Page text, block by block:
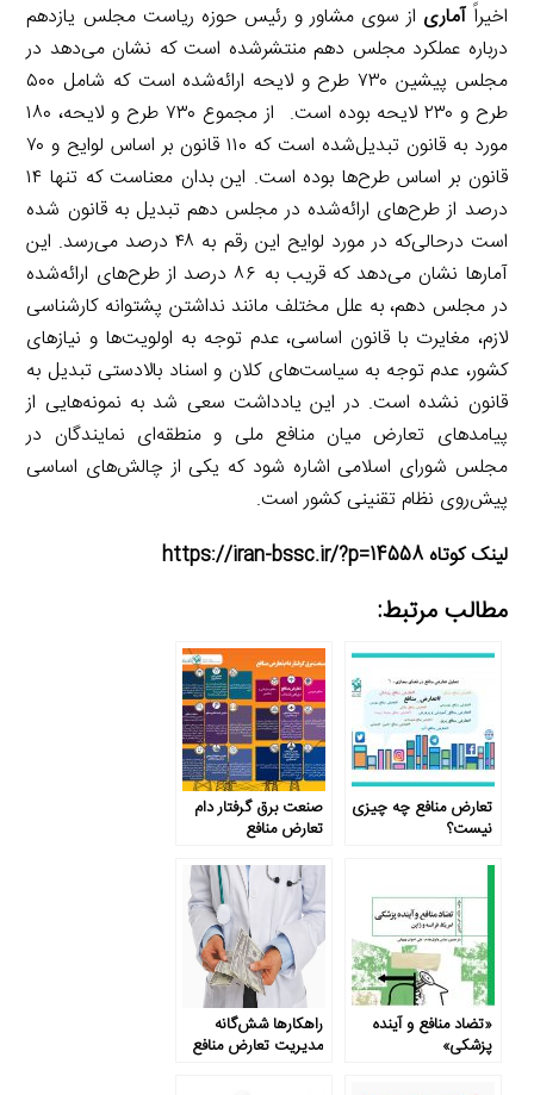
اخیراًآماری از سوی مشاور و رئیس حوزه ریاست مجلس یازدهم
درباره عملکرد مجلس دهم منتشرشده است که نشان می‌دهد در
مجلس پیشین ۷۳۰ طرح و لایحه ارائه‌شده است که شامل ۵۰۰
طرح و ۲۳۰ لایحه بوده است. از مجموع ۷۳۰ طرح و لایحه، ۱۸۰
مورد به قانون تبدیل‌شده است که ۱۱۰ قانون بر اساس لوایح و ۷۰
قانون بر اساس طرح‌ها بوده است. این بدان معناست که تنها ۱۴
درصد از طرح‌های ارائه‌شده در مجلس دهم تبدیل به قانون شده
است درحالی‌که در مورد لوایح این رقم به ۴۸ درصد می‌رسد. این
آمارها نشان می‌دهد که قریب به ۸۶ درصد از طرح‌های ارائه‌شده
در مجلس دهم، به علل مختلف مانند نداشتن پشتوانه کارشناسی
لازم، مغایرت با قانون اساسی، عدم توجه به اولویت‌ها و نیازهای
کشور، عدم توجه به سیاست‌های کلان و اسناد بالادستی تبدیل به
قانون نشده است. در این یادداشت سعی شد به نمونه‌هایی از
پیامدهای تعارض میان منافع ملی و منطقه‌ای نمایندگان در
مجلس شورای اسلامی اشاره شود که یکی از چالش‌های اساسی
پیش‌روی نظام تقنینی کشور است.
لینک کوتاه https://iran-bssc.ir/?p=14558
مطالب مرتبط:
تعارض منافع چه چیزی
نیست؟
صنعت برق گرفتار دام
تعارض منافع
«تضاد منافع و آینده
پزشکی»
راهکارها شش‌گانه
مدیریت تعارض منافع